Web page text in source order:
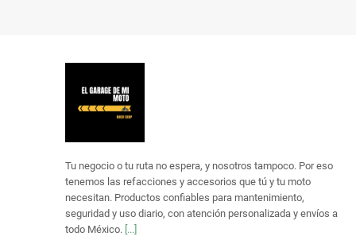
Tu negocio o tu ruta no espera, y nosotros tampoco. Por eso
tenemos las refacciones y accesorios que tú y tu moto
necesitan. Productos confiables para mantenimiento,
seguridad y uso diario, con atención personalizada y envíos a
todo México. [...]